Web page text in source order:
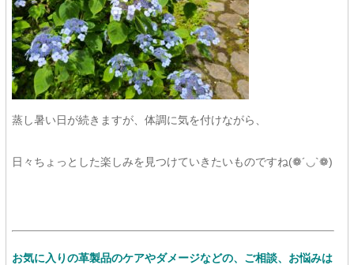
蒸し暑い日が続きますが、体調に気を付けながら、
日々ちょっとした楽しみを見つけていきたいものですね(❁´◡`❁)
お気に入りの革製品のケアやダメージなどの、ご相談、お悩みは